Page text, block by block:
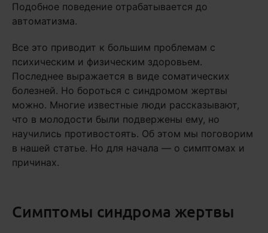
Подобное поведение отрабатывается до
автоматизма.
Все это приводит к большим проблемам с
психическим и физическим здоровьем.
Последнее выражается в виде соматических
болезней. Но бороться с синдромом жертвы
можно. Многие известные люди рассказывают,
что в молодости были подвержены ему, но
научились противостоять. Об этом мы поговорим
в нашей статье. Но для начала — о симптомах и
причинах.
Симптомы синдрома жертвы